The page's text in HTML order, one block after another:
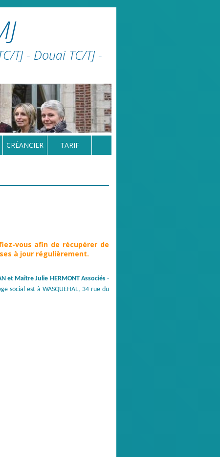
TJ - Douai TC/TJ -
CRÉANCIER TARIF
vous afin de récupérer de
à jour régulièrement.
et Maître Julie HERMONT Associés -
social est à WASQUEHAL, 34 rue du